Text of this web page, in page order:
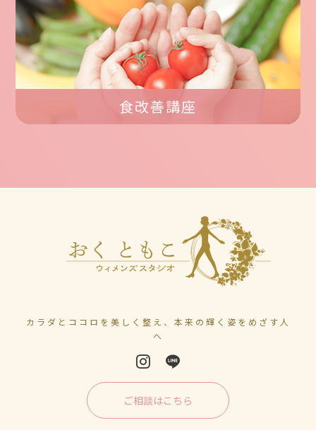
食改善講座
カラダとココロを美しく整え、本来の輝く姿をめざす人
へ
ご相談はこちら